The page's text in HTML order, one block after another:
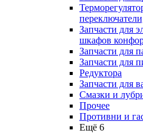
Запчасти для
шкафов
Запчасти для
Запчасти для
Редуктора
Запчасти для
Смазки и
Прочее
Противни и
Ещё 6